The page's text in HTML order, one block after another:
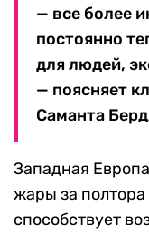
— все более
постоянно
для людей,
— поясняет
Саманта
Западная
жары за полтора
способствует